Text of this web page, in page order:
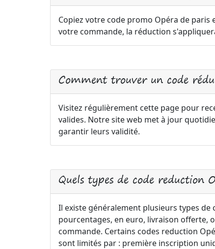
Copiez votre code promo Opéra de paris
votre commande, la réduction
Comment trouver un code
Visitez régulièrement cette page pour
valides. Notre site web met à jour
garantir leurs validité.
Quels types de code
Il existe généralement plusieurs types
pourcentages, en euro, livraison offerte,
commande. Certains codes reduction
sont limités par : première inscription